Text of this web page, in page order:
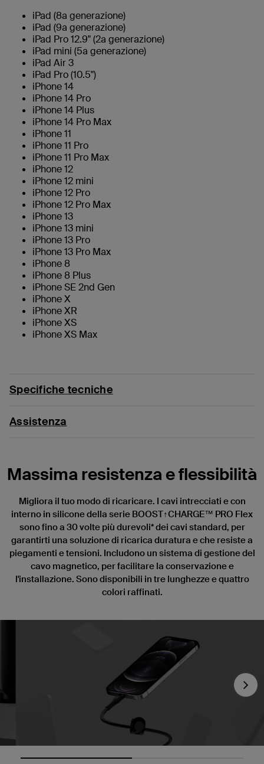
iPad (8a generazione)
iPad (9a generazione)
iPad Pro 12.9" (2a generazione)
iPad mini (5a generazione)
iPad Air 3
iPad Pro (10.5")
iPhone 14
iPhone 14 Pro
iPhone 14 Plus
iPhone 14 Pro Max
iPhone 11
iPhone 11 Pro
iPhone 11 Pro Max
iPhone 12
iPhone 12 mini
iPhone 12 Pro
iPhone 12 Pro Max
iPhone 13
iPhone 13 mini
iPhone 13 Pro
iPhone 13 Pro Max
iPhone 8
iPhone 8 Plus
iPhone SE 2nd Gen
iPhone X
iPhone XR
iPhone XS
iPhone XS Max
Specifiche tecniche
Assistenza
Massima resistenza e flessibilità
Migliora il tuo modo di ricaricare. I cavi intrecciati e con
interno in silicone della serie BOOST↑CHARGE™ PRO Flex
sono fino a 30 volte più durevoli* dei cavi standard, per
garantirti una soluzione di ricarica duratura e che resiste a
piegamenti e tensioni. Includono un sistema di gestione del
cavo magnetico, per facilitare la conservazione e
l'installazione. Sono disponibili in tre lunghezze e quattro
colori raffinati.
Next